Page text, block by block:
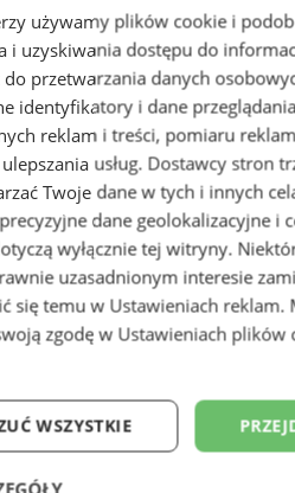
używamy plików cookie i
i uzyskiwania dostępu do
przetwarzania danych
identyfikatory i dane
reklam i treści, pomiaru
usług. Dostawcy stron
Twoje dane w tych i innych
dane geolokalizacyjne i
wyłącznie tej witryny.
uzasadnionym interesie
się temu w Ustawieniach reklam.
zgodę w Ustawieniach plików
WSZYSTKIE